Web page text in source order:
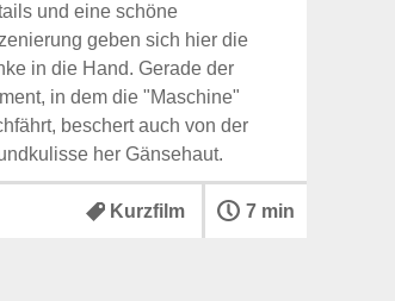
und eine schöne
geben sich hier die
in die Hand. Gerade der
in dem die "Maschine"
beschert auch von der
her Gänsehaut.
Kurzfilm 7 min